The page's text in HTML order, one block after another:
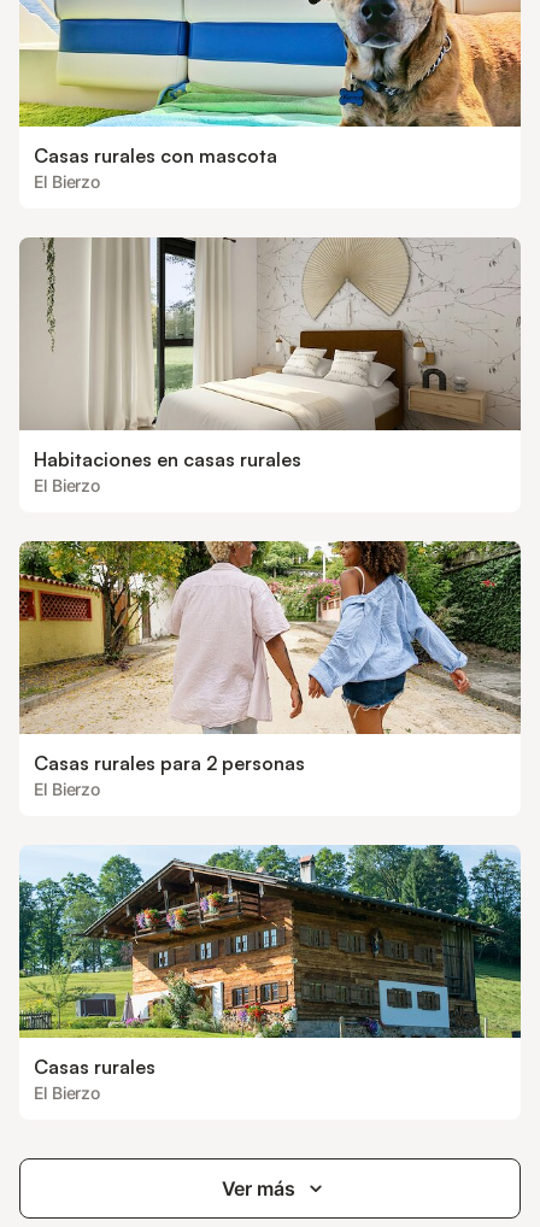
Casas rurales con mascota
El Bierzo
Habitaciones en casas rurales
El Bierzo
Casas rurales para 2 personas
El Bierzo
Casas rurales
El Bierzo
Ver más